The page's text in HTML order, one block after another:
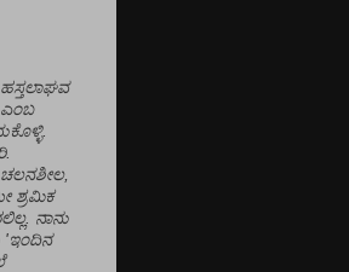
ಹಸ್ತಲಾಘವ
ಶ್ರಮಿಕ
ನಾನು
'ಇಂದಿನ